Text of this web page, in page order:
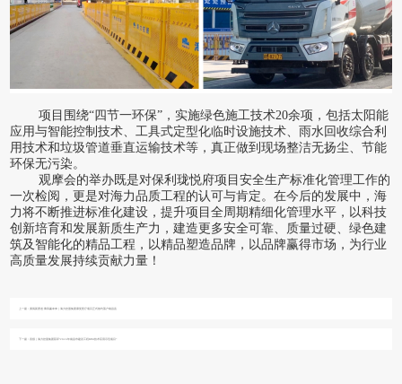
项目围绕“四节一环保”，实施绿色施工技术20余项，包括太阳能
应用与智能控制技术、工具式定型化临时设施技术、雨水回收综合利
用技术和垃圾管道垂直运输技术等，真正做到现场整洁无扬尘、节能
环保无污染。
观摩会的举办既是对保利珑悦府项目安全生产标准化管理工作的
一次检阅，更是对海力品质工程的认可与肯定。在今后的发展中，海
力将不断推进标准化建设，提升项目全周期精细化管理水平，以科技
创新培育和发展新质生产力，建造更多安全可靠、质量过硬、绿色建
筑及智能化的精品工程，以精品塑造品牌，以品牌赢得市场，为行业
高质量发展持续贡献力量！
上一篇：勇闯新赛道·乘风赢未来｜海力控股集团康复医疗项目正式签约落户南昌县
下一篇： 喜报｜海力控股集团获评“2024年南昌市建设工程BIM技术应用示范项目”